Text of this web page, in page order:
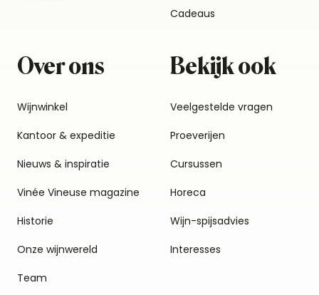
Cadeaus
Over ons
Wijnwinkel
Kantoor & expeditie
Nieuws & inspiratie
Vinée Vineuse magazine
Historie
Onze wijnwereld
Team
Bekijk ook
Veelgestelde vragen
Proeverijen
Cursussen
Horeca
Wijn-spijsadvies
Interesses